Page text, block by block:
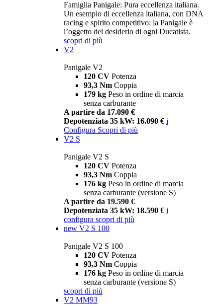
Famiglia Panigale: Pura eccellenza italiana.
Un esempio di eccellenza italiana, con DNA
racing e spirito competitivo: la Panigale è
l’oggetto del desiderio di ogni Ducatista.
scopri di più
V2
Panigale V2
120 CV Potenza
93,3 Nm Coppia
179 kg Peso in ordine di marcia
senza carburante
A partire da 17.090 €
Depotenziata 35 kW: 16.090 € i
Configura Scopri di più
V2 S
Panigale V2 S
120 CV Potenza
93,3 Nm Coppia
176 kg Peso in ordine di marcia
senza carburante (versione S)
A partire da 19.590 €
Depotenziata 35 kW: 18.590 € i
configura scopri di più
new V2 S 100
Panigale V2 S 100
120 CV Potenza
93,3 Nm Coppia
176 kg Peso in ordine di marcia
senza carburante (versione S)
scopri di più
V2 MM93